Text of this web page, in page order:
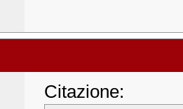
Citazione: